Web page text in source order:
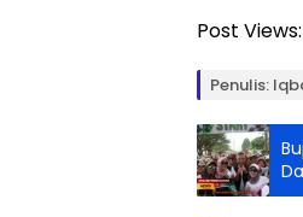
Post Views:
Penulis: